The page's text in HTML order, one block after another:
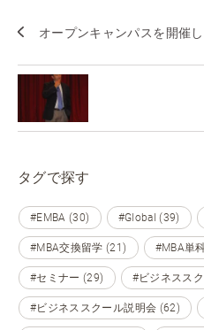
オープンキャンパスを開催し
タグで探す
#EMBA (30) #Global (39)
#MBA交換留学 (21) #MBA単
#セミナー (29) #ビジネスス
#ビジネススクール説明会 (62)